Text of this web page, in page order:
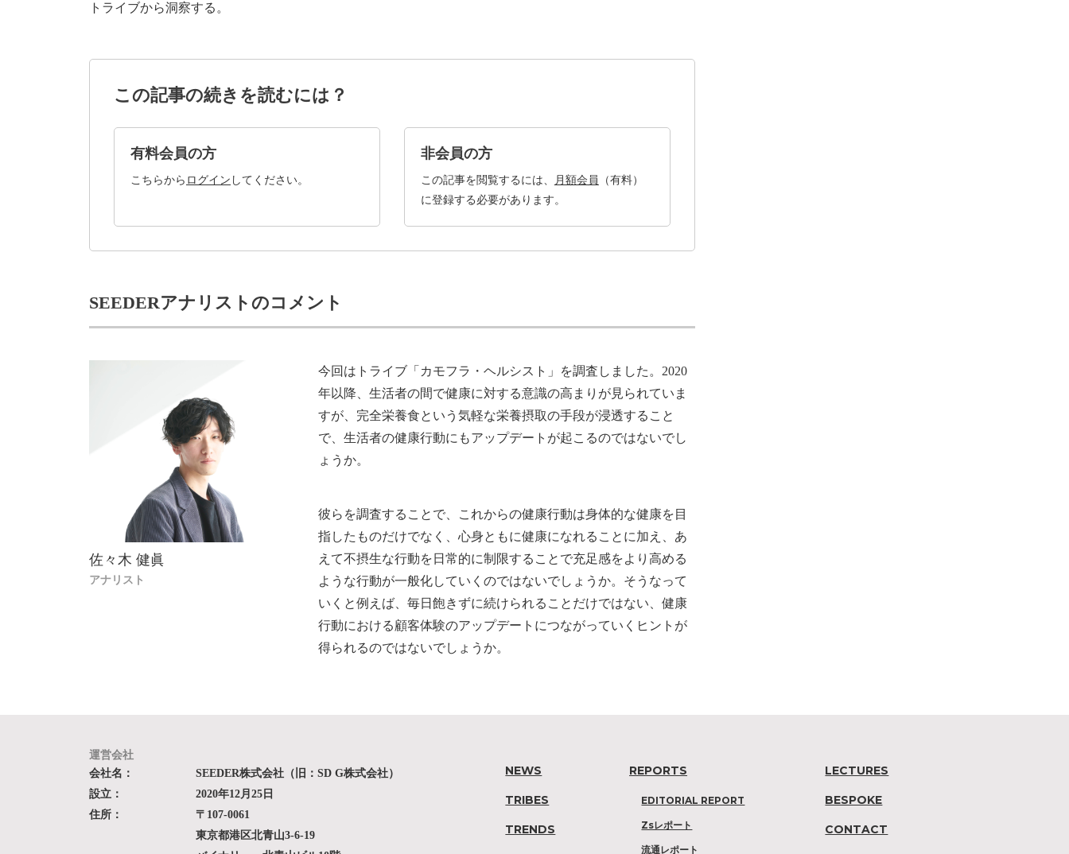
トライブから洞察する。
この記事の続きを読むには？
有料会員の方
こちらから ログイン してください。
非会員の方
この記事を閲覧するには、 月額会員
（有料）
に登録する必要があります。
SEEDERアナリストのコメント
佐々木 健眞
アナリスト
今回はトライブ「カモフラ・ヘルシスト」を調査しました。2020
年以降、生活者の間で健康に対する意識の高まりが見られていま
すが、完全栄養⻝という気軽な栄養摂取の手段が浸透すること
で、生活者の健康行動にもアップデートが起こるのではないでし
ょうか。
彼らを調査することで、これからの健康行動は身体的な健康を目
指したものだけでなく、心身ともに健康になれることに加え、あ
えて不摂生な行動を日常的に制限することで充足感をより高める
ような行動が一般化していくのではないでしょうか。そうなって
いくと例えば、毎日飽きずに続けられることだけではない、健康
行動における顧客体験のアップデートにつながっていくヒントが
得られるのではないでしょうか。
運営会社
会社名：
SEEDER株式会社（旧：SD G株式会社）
設立：
2020年12月25日
住所：
〒107-0061
東京都港区北青山3-6-19
NEWS
TRIBES
TRENDS
REPORTS
EDITORIAL REPORT
Zsレポート
流通レポート
LECTURES
BESPOKE
CONTACT